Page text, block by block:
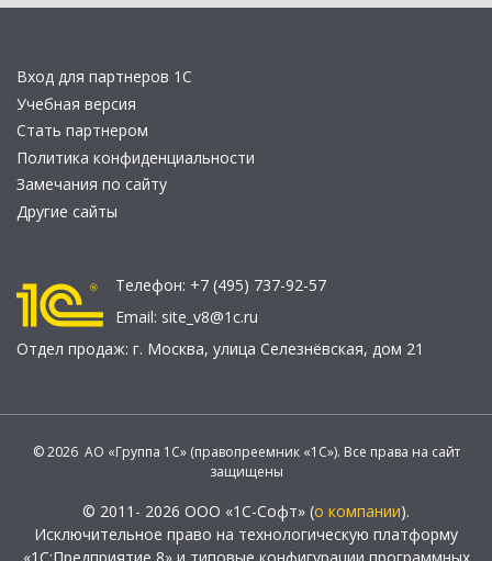
Вход для партнеров 1С
Учебная версия
Стать партнером
Политика конфиденциальности
Замечания по сайту
Другие сайты
Телефон: +7 (495) 737-92-57
Email: site_v8@1c.ru
Отдел продаж: г. Москва, улица Селезнёвская, дом 21
© 2026 АО «Группа 1С» (правопреемник «1С»). Все права на сайт
защищены
© 2011- 2026 ООО «1С-Софт» (о компании).
Исключительное право на технологическую платформу